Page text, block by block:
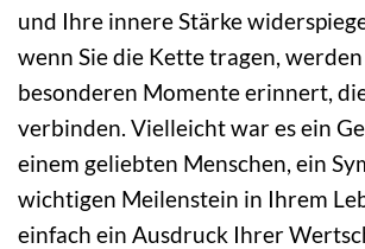
und Ihre innere Stärke
wenn Sie die Kette tragen, werden
besonderen Momente erinnert,
verbinden. Vielleicht war es ein
einem geliebten Menschen, ein
wichtigen Meilenstein in Ihrem
einfach ein Ausdruck Ihrer